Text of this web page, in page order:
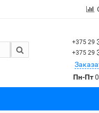
+375 29
+375 29
Пн-Пт